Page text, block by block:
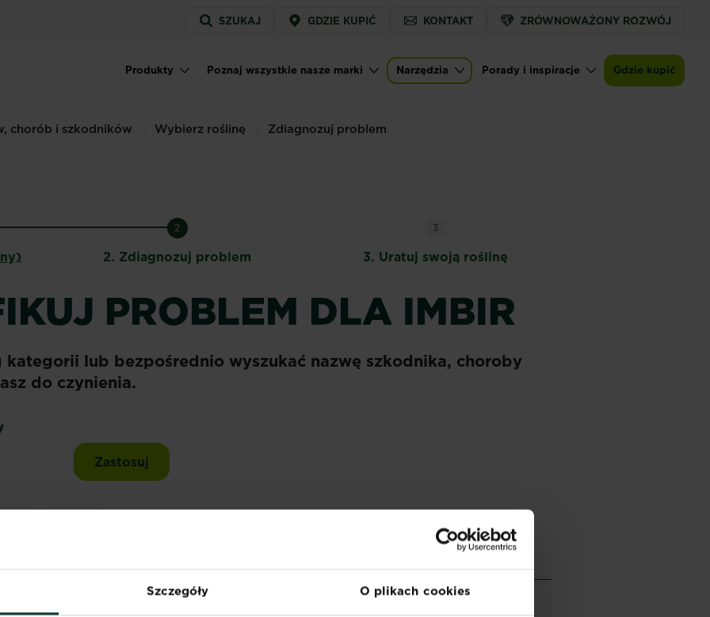
Szczegóły O plikach cookies
Service
menu
SZUKAJ GDZIE KUPIĆ KONTAKT ZRÓWNOWAŻONY ROZWÓJ
Main navigation
Produkty Poznaj wszystkie nasze marki Narzędzia Porady i inspiracje Gdzie kupić
chorób i szkodników Wybierz roślinę Zdiagnozuj problem
2
2. Zdiagnozuj problem
3
3. Uratuj swoją roślinę
PROBLEM DLA IMBIR
kategorii lub bezpośrednio wyszukać nazwę szkodnika, choroby
do czynienia.
tego, czego szukasz. Spróbuj ponownie.